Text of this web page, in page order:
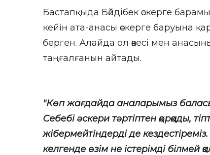
Бастапқыда Бәйдібек әскерге
кейін ата-анасы әскерге баруына
берген. Алайда ол әкесі мен
таңғалғанын айтады.
"Көп жағдайда аналарымыз
Себебі әскери тәртіптен қорқады,
жібермейтіндерді де
келгенде өзім не істерімді